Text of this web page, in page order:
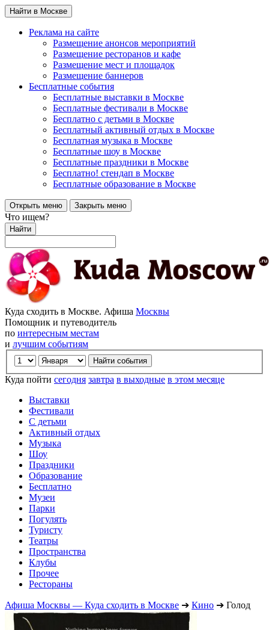
Найти в Москве
Реклама на сайте
Размещение анонсов мероприятий
Размещение ресторанов и кафе
Размещение мест и площадок
Размещение баннеров
Бесплатные события
Бесплатные выставки в Москве
Бесплатные фестивали в Москве
Бесплатно с детьми в Москве
Бесплатный активный отдых в Москве
Бесплатная музыка в Москве
Бесплатные шоу в Москве
Бесплатные праздники в Москве
Бесплатно! стендап в Москве
Бесплатные образование в Москве
Открыть меню Закрыть меню
Что ищем?
Найти
Куда сходить в Москве. Афиша Москвы
Помощник и путеводитель
по интересным местам
и лучшим событиям
Куда пойти сегодня завтра в выходные в этом месяце
Выставки
Фестивали
С детьми
Активный отдых
Музыка
Шоу
Праздники
Образование
Бесплатно
Музеи
Парки
Погулять
Туристу
Театры
Пространства
Клубы
Прочее
Рестораны
Афиша Москвы — Куда сходить в Москве ➔ Кино ➔ Голод